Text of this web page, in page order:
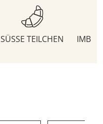
SÜSSE TEILCHEN